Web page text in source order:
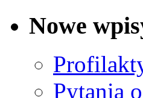
Nowe
Pytania